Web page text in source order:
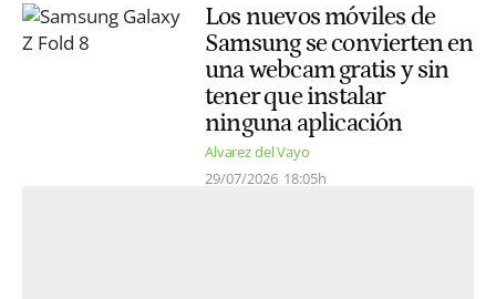
Los nuevos móviles de
Samsung se convierten en
una webcam gratis y sin
tener que instalar
ninguna aplicación
Alvarez del Vayo
29/07/2026 18:05h